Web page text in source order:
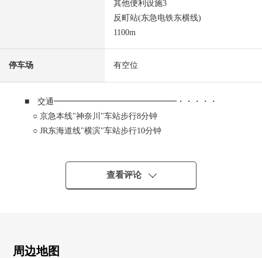
其他便利设施3
反町站(东急电铁东横线)
1100m
停车场 有空位
■ 交通━━━━━━━━━━━━━━━・・・・・
○ 京急本线"神奈川"车站步行8分钟
○ JR东海道线"横滨"车站步行10分钟
━━━━━━━━━━━━━━━・・・・・
○ 可以3车站3路线使用
查看评论
周边地图